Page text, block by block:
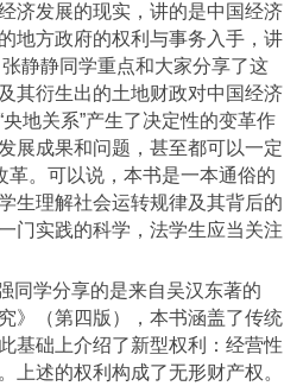
济发展的现实，讲的是中国经济
地方政府的权利与事务入手，讲
静静同学重点和大家分享了这
其衍生出的土地财政对中国经济
地关系”产生了决定性的变革作
展成果和问题，甚至都可以一定
革。可以说，本书是一本通俗的
生理解社会运转规律及其背后的
门实践的科学，法学生应当关注
同学分享的是来自吴汉东著的
》（第四版），本书涵盖了传统
基础上介绍了新型权利：经营性
上述的权利构成了无形财产权。